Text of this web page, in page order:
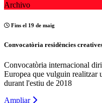
Archivo
Fins el 19 de maig
Convocatòria residències
Convocatòria internacional
Europea que vulguin realitzar
durant l'estiu de 2018
Ampliar